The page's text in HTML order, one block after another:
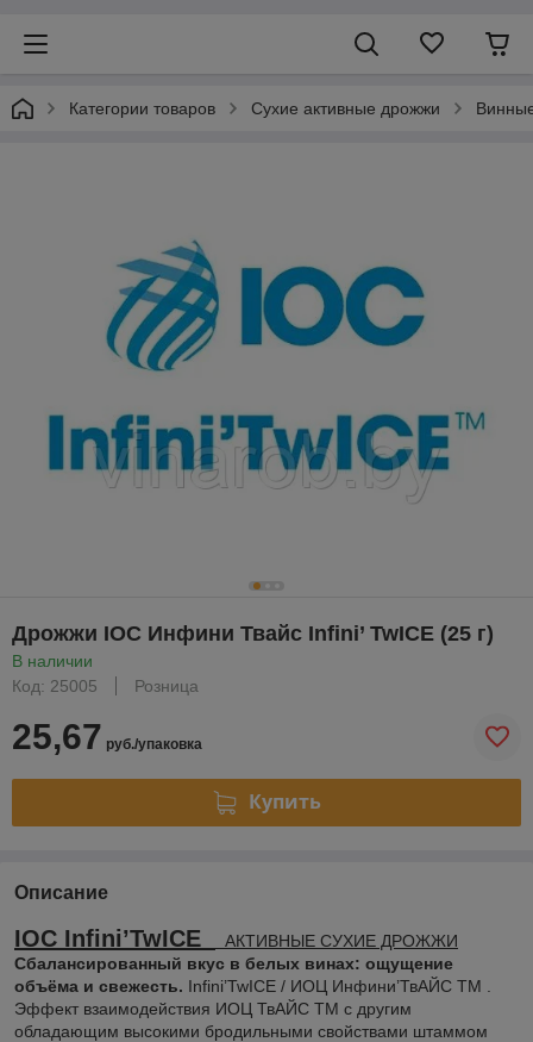
Категории товаров Сухие активные дрожжи
Дрожжи IOC Инфини Твайс Infini’ TwICE (25 г)
В наличии
Код: 25005
Розница
25,67 руб./упаковка
Купить
Описание
IOC Infini’TwICE
АКТИВНЫЕ СУХИЕ ДРОЖЖИ
Сбалансированный вкус в белых винах: ощущение
объёма и свежесть. Infini’TwICE / ИОЦ Инфини’ТвАЙС TM .
Эффект взаимодействия ИОЦ ТвАЙС TM с другим
обладающим высокими бродильными свойствами штаммом